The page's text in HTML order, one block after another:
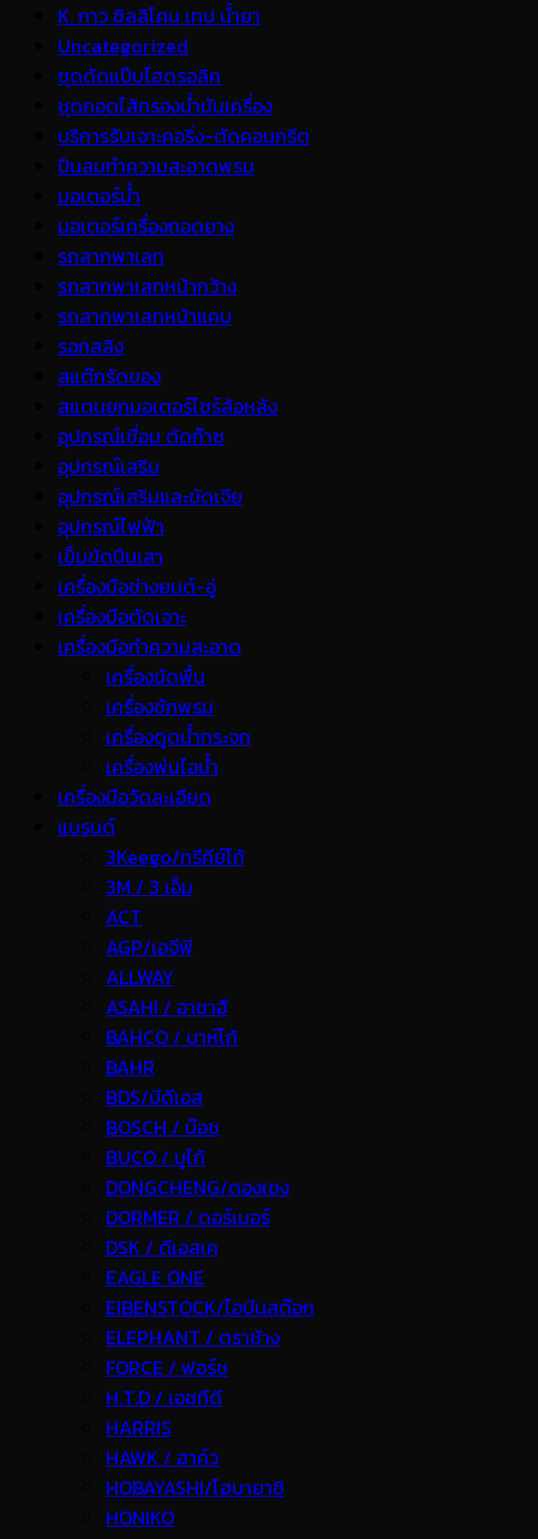
K. กาว ซิลลิโคน เทป น้ำยา
Uncategorized
ชุดดัดแป๊บไฮดรอลิค
ชุดถอดไส้กรองน้ำมันเครื่อง
บริการรับเจาะคอริ่ง-ตัดคอนกรีต
ปืนลมทำความสะอาดพรม
มอเตอร์น้ำ
มอเตอร์เครื่องถอดยาง
รถลากพาเลท
รถลากพาเลทหน้ากว้าง
รถลากพาเลทหน้าแคบ
รอกสลิง
สแต๊กรัดของ
สแตนยกมอเตอร์ไซร์ล้อหลัง
อุปกรณ์เชื่อม ตัดก๊าซ
อุปกรณ์เสริม
อุปกรณ์เสริมและขัดเจีย
อุปกรณ์ไฟฟ้า
เข็มขัดปีนเสา
เครื่องมือช่างยนต์-อู่
เครื่องมือตัดเจาะ
เครื่องมือทำความสะอาด
เครื่องขัดพื้น
เครื่องซักพรม
เครื่องดูดน้ำกระจก
เครื่องพ่นไอน้ำ
เครื่องมือวัดละเอียด
แบรนด์
3Keego/ทรีคีย์โก้
3M / 3 เอ็ม
ACT
AGP/เอจีพี
ALLWAY
ASAHI / อาซาฮี
BAHCO / บาห์โก้
BAHR
BDS/บีดีเอส
BOSCH / บ๊อช
BUCO / บูโก้
DONGCHENG/ดองเชง
DORMER / ดอร์เมอร์
DSK / ดีเอสเค
EAGLE ONE
EIBENSTOCK/ไอบีนสต๊อก
ELEPHANT / ตราช้าง
FORCE / ฟอร์ช
H.T.D / เอชทีดี
HARRIS
HAWK / ฮาค์ว
HOBAYASHI/โฮบายาชิ
HONIKO